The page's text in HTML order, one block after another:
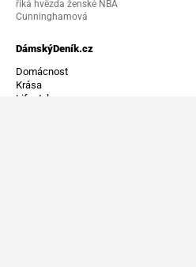
říká hvězda ženské NBA
Cunninghamová
DámskýDeník.cz
Domácnost
Krása
Lifestyle